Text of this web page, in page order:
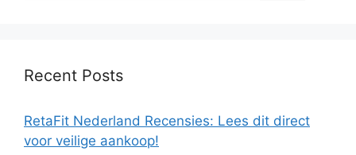
Recent Posts
RetaFit Nederland Recensies: Lees dit direct
voor veilige aankoop!